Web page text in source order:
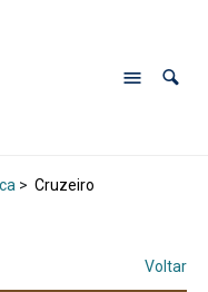
> Cruzeiro
Voltar